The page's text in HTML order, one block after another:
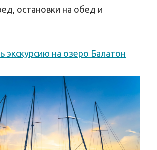
остановки на обед и
экскурсию на озеро Балатон